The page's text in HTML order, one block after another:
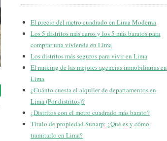
El precio del metro cuadrado en Lima Moderna
Los 5 distritos más caros y los 5 más baratos para
comprar una vivienda en Lima
Los distritos más seguros para vivir en Lima
El ranking de las mejores agencias inmobiliarias en
Lima
¿Cuánto cuesta el alquiler de departamentos en
Lima (Por distritos)?
¿Distritos con el metro cuadrado más barato?
Título de propiedad Sunarp: ¿Qué es y cómo
tramitarlo en Lima?